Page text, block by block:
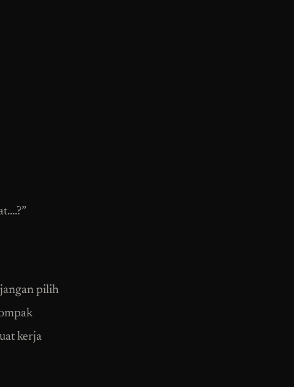
jangan pilih
kerja